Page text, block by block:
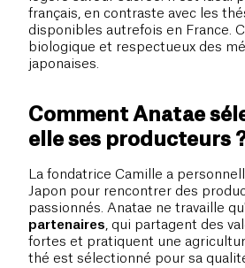
français, en contraste avec les
disponibles autrefois en France.
biologique et respectueux des
japonaises.
Comment Anatae
elle ses producteurs
La fondatrice Camille a
Japon pour rencontrer des
passionnés. Anatae ne travaille
partenaires , qui partagent des
fortes et pratiquent une
thé est sélectionné pour sa